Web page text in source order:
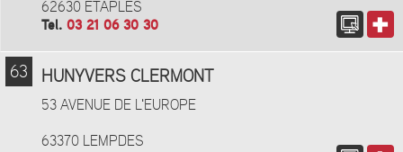
62630 ETAPLES
Tel. 03 21 06 30 30
63 HUNYVERS CLERMONT
53 AVENUE DE L'EUROPE
63370 LEMPDES